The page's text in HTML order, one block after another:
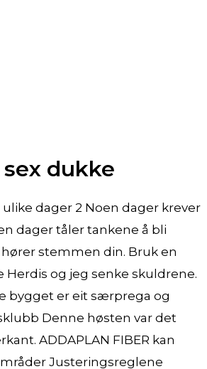
dukke
dager 2 Noen dager krever
dager tåler tankene å bli
stemmen din. Bruk en
og jeg senke skuldrene.
bygget er eit særprega og
Denne høsten var det
ADDAPLAN FIBER kan
Justeringsreglene